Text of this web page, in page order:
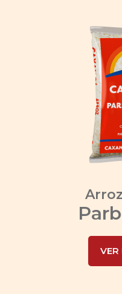
VER